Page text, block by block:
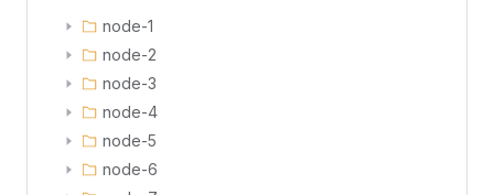
node-1
node-2
node-3
node-4
node-5
node-6